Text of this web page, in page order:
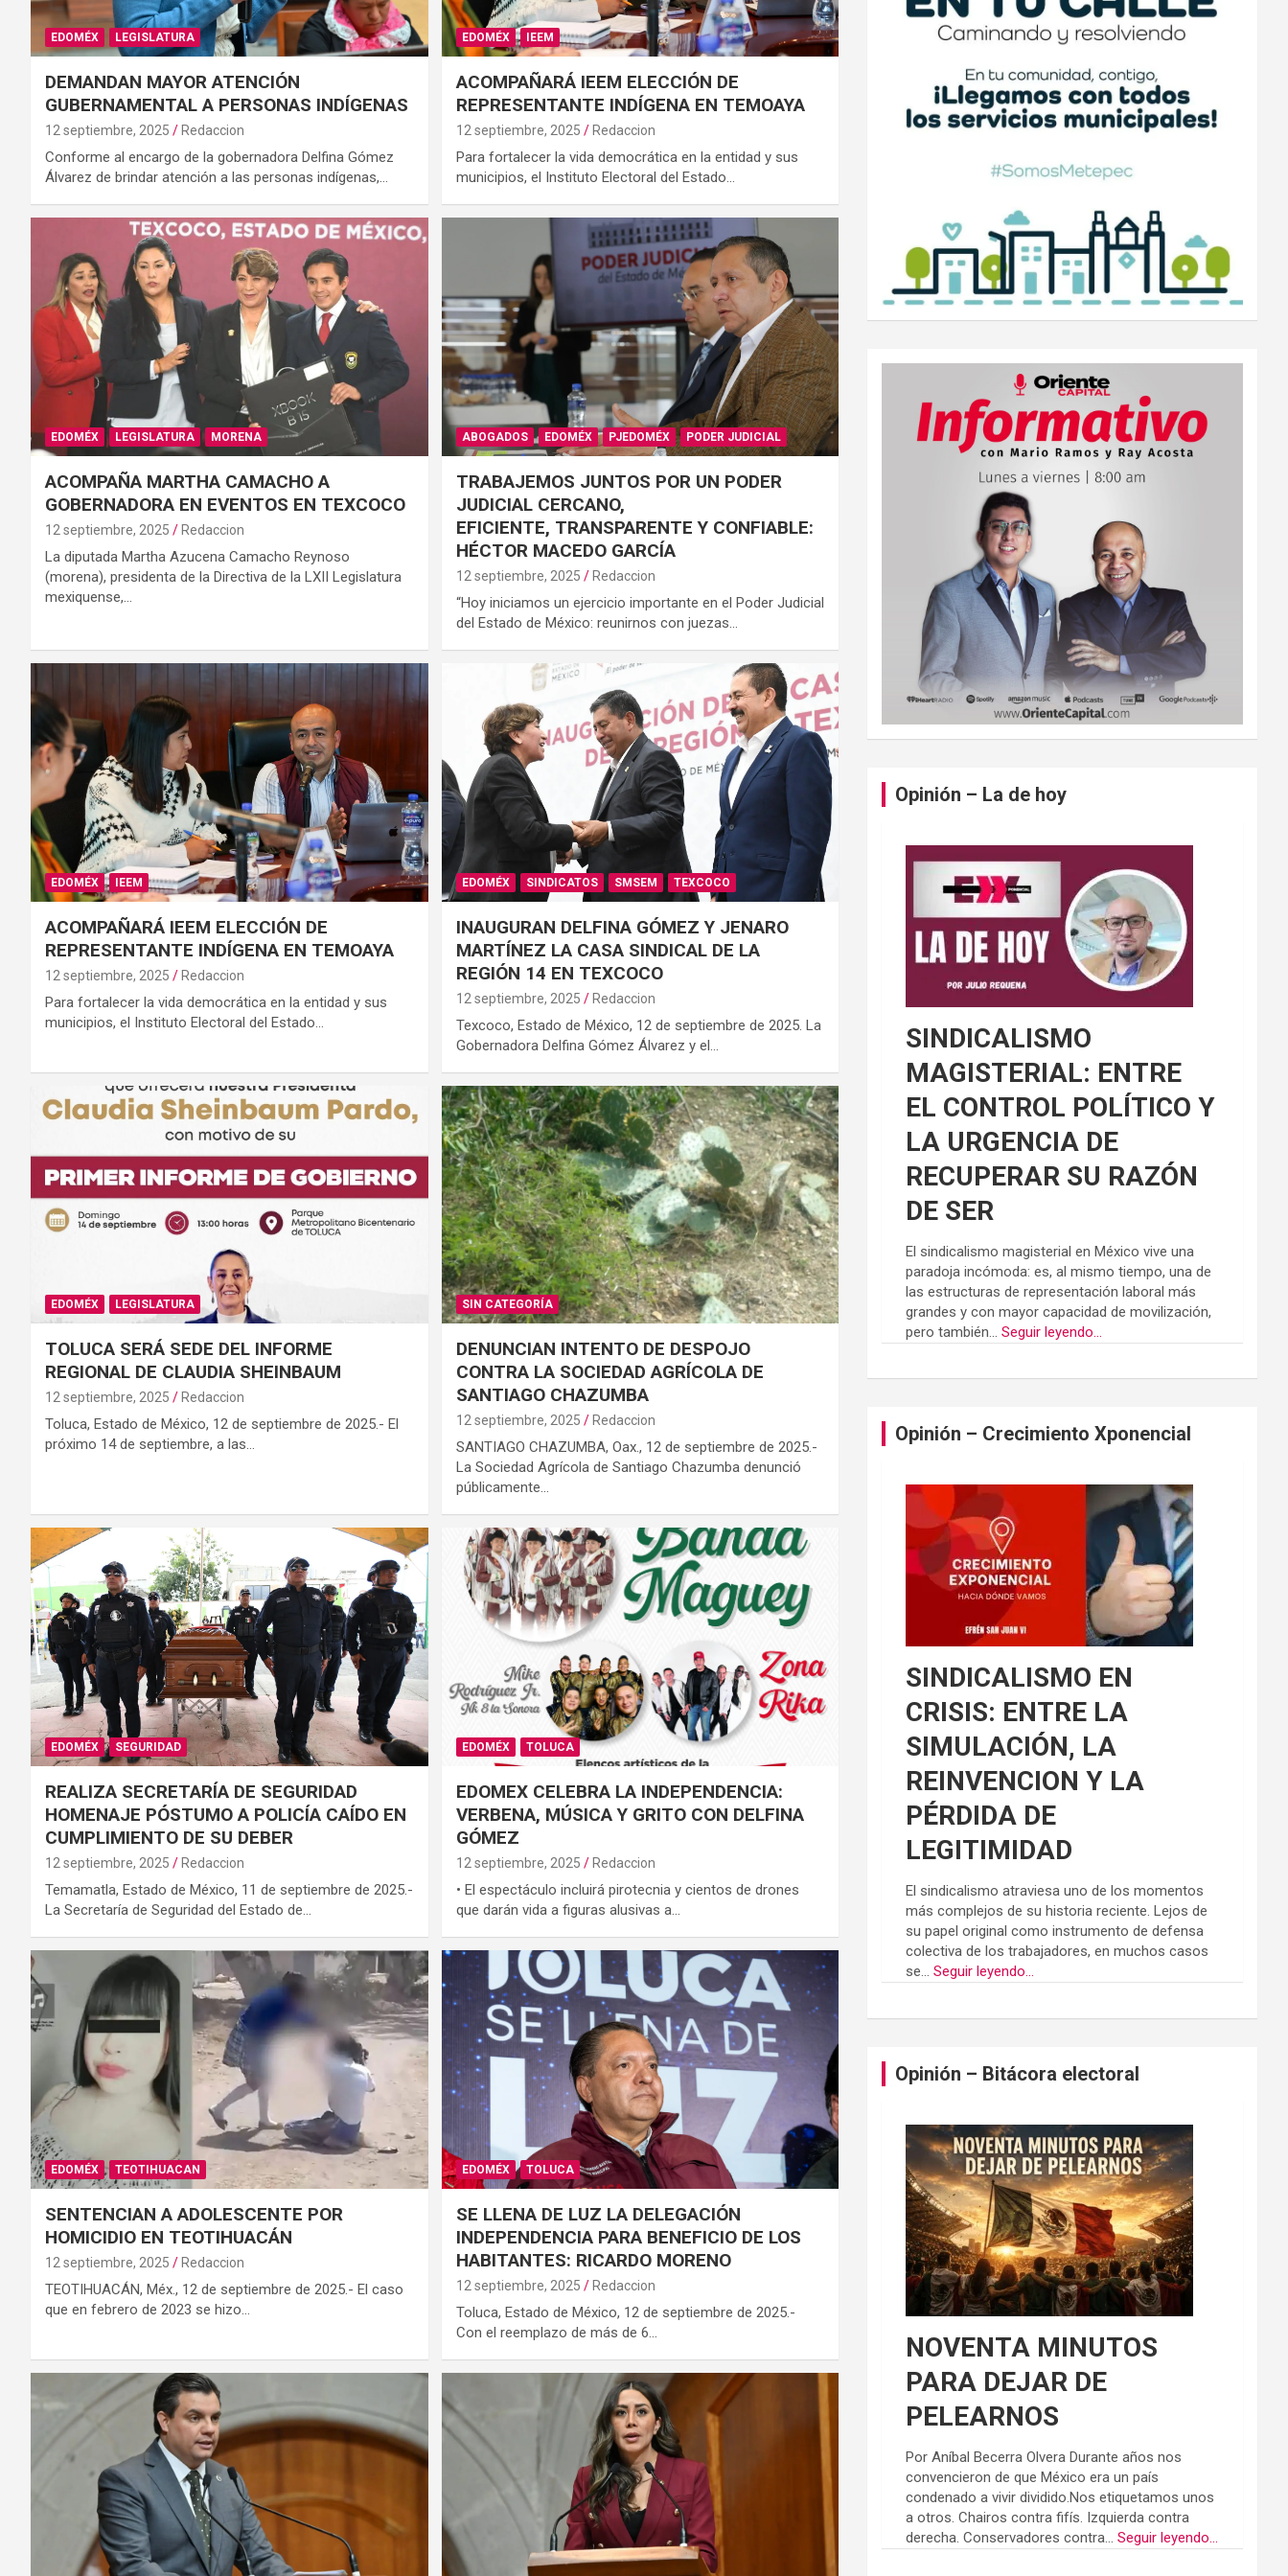
EDOMÉX LEGISLATURA
DEMANDAN MAYOR ATENCIÓN
GUBERNAMENTAL A PERSONAS INDÍGENAS
12 septiembre, 2025 Redaccion
Conforme al encargo de la gobernadora Delfina Gómez
Álvarez de brindar atención a las personas indígenas,…
EDOMÉX IEEM
ACOMPAÑARÁ IEEM ELECCIÓN DE
REPRESENTANTE INDÍGENA EN TEMOAYA
12 septiembre, 2025 Redaccion
Para fortalecer la vida democrática en la entidad y sus
municipios, el Instituto Electoral del Estado…
EDOMÉX LEGISLATURA MORENA
ACOMPAÑA MARTHA CAMACHO A
GOBERNADORA EN EVENTOS EN TEXCOCO
12 septiembre, 2025 Redaccion
La diputada Martha Azucena Camacho Reynoso
(morena), presidenta de la Directiva de la LXII Legislatura
mexiquense,…
ABOGADOS EDOMÉX PJEDOMÉX PODER JUDICIAL
TRABAJEMOS JUNTOS POR UN PODER
JUDICIAL CERCANO,
EFICIENTE, TRANSPARENTE Y CONFIABLE:
HÉCTOR MACEDO GARCÍA
12 septiembre, 2025 Redaccion
“Hoy iniciamos un ejercicio importante en el Poder Judicial
del Estado de México: reunirnos con juezas…
EDOMÉX IEEM
ACOMPAÑARÁ IEEM ELECCIÓN DE
REPRESENTANTE INDÍGENA EN TEMOAYA
12 septiembre, 2025 Redaccion
Para fortalecer la vida democrática en la entidad y sus
municipios, el Instituto Electoral del Estado…
EDOMÉX SINDICATOS SMSEM TEXCOCO
INAUGURAN DELFINA GÓMEZ Y JENARO
MARTÍNEZ LA CASA SINDICAL DE LA
REGIÓN 14 EN TEXCOCO
12 septiembre, 2025 Redaccion
Texcoco, Estado de México, 12 de septiembre de 2025. La
Gobernadora Delfina Gómez Álvarez y el…
EDOMÉX LEGISLATURA
TOLUCA SERÁ SEDE DEL INFORME
REGIONAL DE CLAUDIA SHEINBAUM
12 septiembre, 2025 Redaccion
Toluca, Estado de México, 12 de septiembre de 2025.- El
próximo 14 de septiembre, a las…
SIN CATEGORÍA
DENUNCIAN INTENTO DE DESPOJO
CONTRA LA SOCIEDAD AGRÍCOLA DE
SANTIAGO CHAZUMBA
12 septiembre, 2025 Redaccion
SANTIAGO CHAZUMBA, Oax., 12 de septiembre de 2025.-
La Sociedad Agrícola de Santiago Chazumba denunció
públicamente…
EDOMÉX SEGURIDAD
REALIZA SECRETARÍA DE SEGURIDAD
HOMENAJE PÓSTUMO A POLICÍA CAÍDO EN
CUMPLIMIENTO DE SU DEBER
12 septiembre, 2025 Redaccion
Temamatla, Estado de México, 11 de septiembre de 2025.-
La Secretaría de Seguridad del Estado de…
EDOMÉX TOLUCA
EDOMEX CELEBRA LA INDEPENDENCIA:
VERBENA, MÚSICA Y GRITO CON DELFINA
GÓMEZ
12 septiembre, 2025 Redaccion
• El espectáculo incluirá pirotecnia y cientos de drones
que darán vida a figuras alusivas a…
EDOMÉX TEOTIHUACAN
SENTENCIAN A ADOLESCENTE POR
HOMICIDIO EN TEOTIHUACÁN
12 septiembre, 2025 Redaccion
TEOTIHUACÁN, Méx., 12 de septiembre de 2025.- El caso
que en febrero de 2023 se hizo…
EDOMÉX TOLUCA
SE LLENA DE LUZ LA DELEGACIÓN
INDEPENDENCIA PARA BENEFICIO DE LOS
HABITANTES: RICARDO MORENO
12 septiembre, 2025 Redaccion
Toluca, Estado de México, 12 de septiembre de 2025.-
Con el reemplazo de más de 6…
Opinión – La de hoy
SINDICALISMO
MAGISTERIAL: ENTRE
EL CONTROL POLÍTICO Y
LA URGENCIA DE
RECUPERAR SU RAZÓN
DE SER
El sindicalismo magisterial en México vive una
paradoja incómoda: es, al mismo tiempo, una de
las estructuras de representación laboral más
grandes y con mayor capacidad de movilización,
pero también...Seguir leyendo...
Opinión – Crecimiento Xponencial
SINDICALISMO EN
CRISIS: ENTRE LA
SIMULACIÓN, LA
REINVENCION Y LA
PÉRDIDA DE
LEGITIMIDAD
El sindicalismo atraviesa uno de los momentos
más complejos de su historia reciente. Lejos de
su papel original como instrumento de defensa
colectiva de los trabajadores, en muchos casos
se...Seguir leyendo...
Opinión – Bitácora electoral
NOVENTA MINUTOS
PARA DEJAR DE
PELEARNOS
Por Aníbal Becerra Olvera Durante años nos
convencieron de que México era un país
condenado a vivir dividido.Nos etiquetamos unos
a otros. Chairos contra fifís. Izquierda contra
derecha. Conservadores contra...Seguir leyendo...